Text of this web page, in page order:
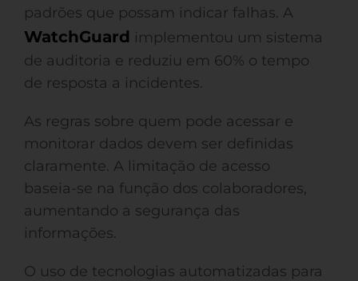
padrões que possam indicar falhas. A
WatchGuard implementou um sistema
de auditoria e reduziu em 60% o tempo
de resposta a incidentes.
As regras sobre quem pode acessar e
monitorar dados devem ser definidas
claramente. A limitação de acesso
baseia-se na função dos colaboradores,
aumentando a segurança das
informações.
O uso de tecnologias automatizadas para